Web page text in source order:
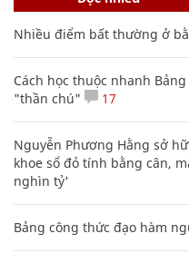
Nhiều điểm bất thường ở
Cách học thuộc nhanh
"thần chú"
17
Nguyễn Phương Hằng sở
khoe sổ đỏ tính bằng cân,
nghìn tỷ'
Bảng công thức đạo hàm